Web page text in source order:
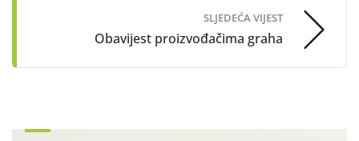
SLJEDEĆA VIJEST
Obavijest proizvođačima graha